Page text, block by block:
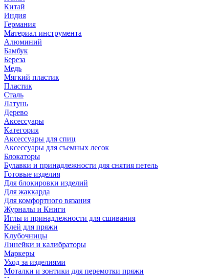
Китай
Индия
Германия
Материал инструмента
Алюминий
Бамбук
Береза
Медь
Мягкий пластик
Пластик
Сталь
Латунь
Дерево
Аксессуары
Категория
Аксессуары для спиц
Аксессуары для съемных лесок
Блокаторы
Булавки и принадлежности для снятия петель
Готовые изделия
Для блокировки изделий
Для жаккарда
Для комфортного вязания
Журналы и Книги
Иглы и принадлежности для сшивания
Клей для пряжи
Клубочницы
Линейки и калибраторы
Маркеры
Уход за изделиями
Моталки и зонтики для перемотки пряжи